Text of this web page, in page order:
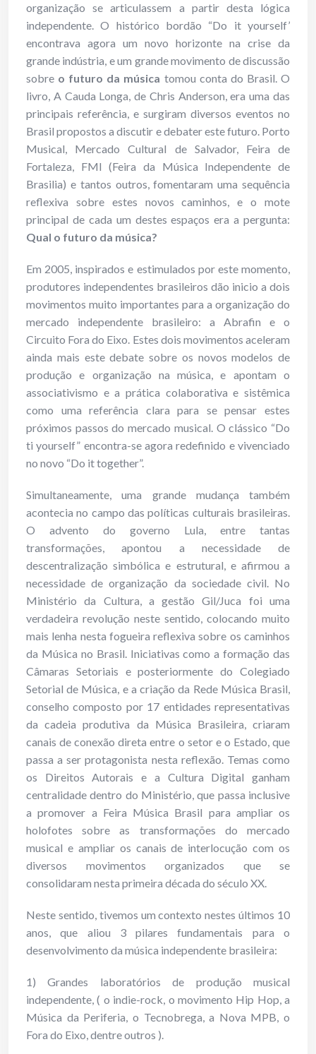
organização se articulassem a partir desta lógica
independente. O histórico bordão “Do it yourself’
encontrava agora um novo horizonte na crise da
grande indústria, e um grande movimento de discussão
sobre o futuro da música tomou conta do Brasil. O
livro, A Cauda Longa, de Chris Anderson, era uma das
principais referência, e surgiram diversos eventos no
Brasil propostos a discutir e debater este futuro. Porto
Musical, Mercado Cultural de Salvador, Feira de
Fortaleza, FMI (Feira da Música Independente de
Brasilia) e tantos outros, fomentaram uma sequência
reflexiva sobre estes novos caminhos, e o mote
principal de cada um destes espaços era a pergunta:
Qual o futuro da música?
Em 2005, inspirados e estimulados por este momento,
produtores independentes brasileiros dão inicio a dois
movimentos muito importantes para a organização do
mercado independente brasileiro: a Abrafin e o
Circuito Fora do Eixo. Estes dois movimentos aceleram
ainda mais este debate sobre os novos modelos de
produção e organização na música, e apontam o
associativismo e a prática colaborativa e sistêmica
como uma referência clara para se pensar estes
próximos passos do mercado musical. O clássico “Do
ti yourself” encontra-se agora redefinido e vivenciado
no novo “Do it together”.
Simultaneamente, uma grande mudança também
acontecia no campo das políticas culturais brasileiras.
O advento do governo Lula, entre tantas
transformações, apontou a necessidade de
descentralização simbólica e estrutural, e afirmou a
necessidade de organização da sociedade civil. No
Ministério da Cultura, a gestão Gil/Juca foi uma
verdadeira revolução neste sentido, colocando muito
mais lenha nesta fogueira reflexiva sobre os caminhos
da Música no Brasil. Iniciativas como a formação das
Câmaras Setoriais e posteriormente do Colegiado
Setorial de Música, e a criação da Rede Música Brasil,
conselho composto por 17 entidades representativas
da cadeia produtiva da Música Brasileira, criaram
canais de conexão direta entre o setor e o Estado, que
passa a ser protagonista nesta reflexão. Temas como
os Direitos Autorais e a Cultura Digital ganham
centralidade dentro do Ministério, que passa inclusive
a promover a Feira Música Brasil para ampliar os
holofotes sobre as transformações do mercado
musical e ampliar os canais de interlocução com os
diversos movimentos organizados que se
consolidaram nesta primeira década do século XX.
Neste sentido, tivemos um contexto nestes últimos 10
anos, que aliou 3 pilares fundamentais para o
desenvolvimento da música independente brasileira:
1) Grandes laboratórios de produção musical
independente, ( o indie-rock, o movimento Hip Hop, a
Música da Periferia, o Tecnobrega, a Nova MPB, o
Fora do Eixo, dentre outros ).